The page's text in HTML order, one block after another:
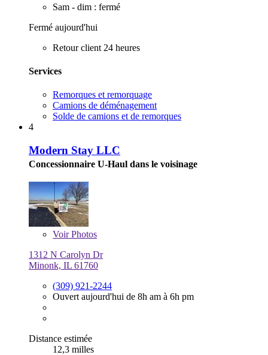
Sam - dim : fermé
Fermé aujourd'hui
Retour client 24 heures
Services
Remorques et remorquage
Camions de déménagement
Solde de camions et de remorques
4
Modern Stay LLC
Concessionnaire U-Haul dans le voisinage
VoirPhotos
1312 N Carolyn Dr
Minonk, IL 61760
(309) 921-2244
Ouvert aujourd'hui de 8h am à 6h pm
Distance estimée
12,3 milles